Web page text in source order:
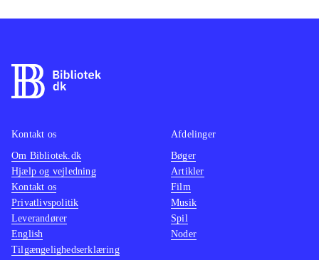
Kontakt os
Om Bibliotek.dk
Hjælp og vejledning
Kontakt os
Privatlivspolitik
Leverandører
English
Tilgængelighedserklæring
Afdelinger
Bøger
Artikler
Film
Musik
Spil
Noder